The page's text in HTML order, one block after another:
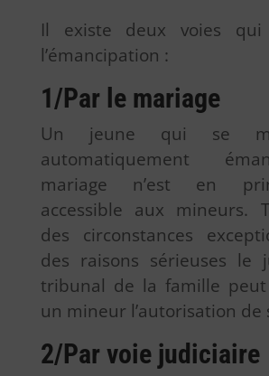
Il existe deux voies
l’émancipation :
1/Par le mariage
Un jeune qui se
automatiquement
mariage n’est en
accessible aux mineurs.
des circonstances
des raisons sérieuses le
tribunal de la famille peut
un mineur l’autorisation de
2/Par voie judiciaire